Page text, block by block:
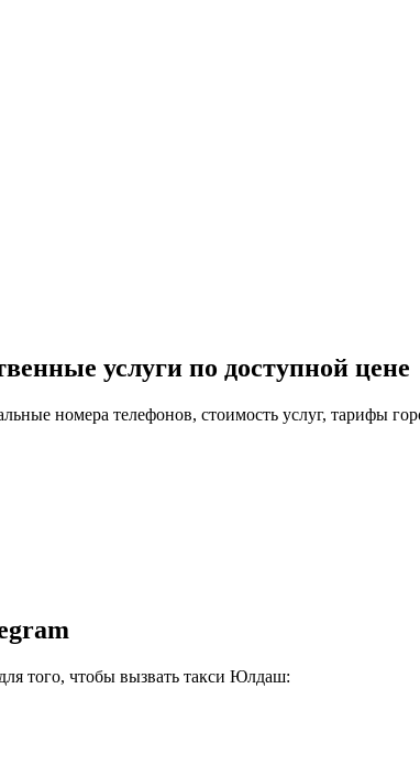
услуги по доступной цене
номера телефонов, стоимость услуг, тарифы
того, чтобы вызвать такси Юлдаш: